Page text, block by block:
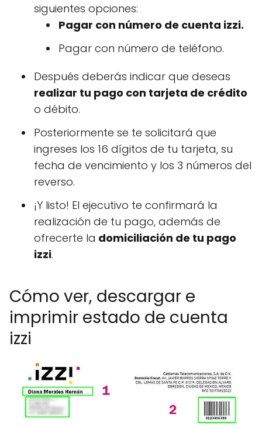
siguientes opciones:
Pagar con número de cuenta izzi.
Pagar con número de teléfono.
Después deberás indicar que deseas
realizar tu pago con tarjeta de crédito
o débito.
Posteriormente se te solicitará que
ingreses los 16 dígitos de tu tarjeta, su
fecha de vencimiento y los 3 números del
reverso.
¡Y listo! El ejecutivo te confirmará la
realización de tu pago, además de
ofrecerte la domiciliación de tu pago
izzi.
Cómo ver, descargar e
imprimir estado de cuenta
izzi